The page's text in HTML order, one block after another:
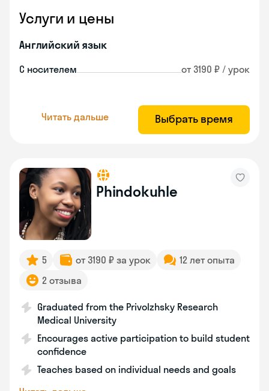
Услуги и цены
Английский язык
С носителем от 3190 ₽ / урок
Читать дальше Выбрать время
Phindokuhle
5 от 3190 ₽ за урок
12 лет опыта
2 отзыва
Graduated from the Privolzhsky Research
Medical University
Encourages active participation to build student
confidence
Teaches based on individual needs and goals